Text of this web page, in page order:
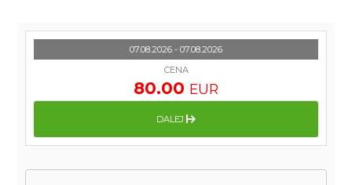
07.08.2026 - 07.08.2026
CENA
80.00 EUR
DALEJ